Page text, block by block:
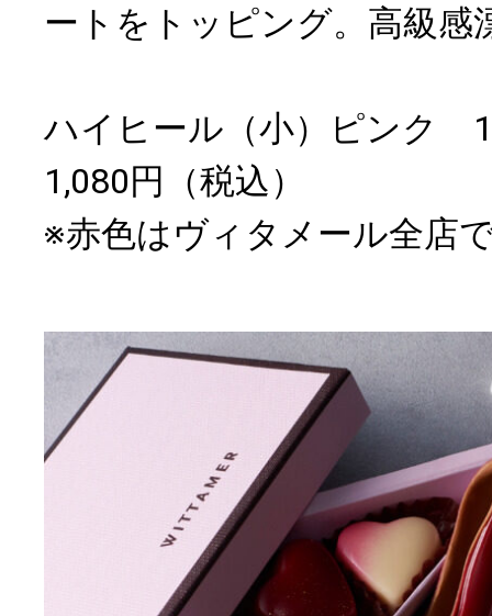
ートをトッピング。高級感
ハイヒール（小）ピンク
1,080円（税込）
※赤色はヴィタメール全店